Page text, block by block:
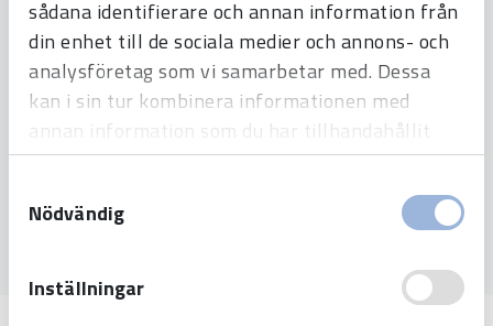
sådana identifierare och annan information från
din enhet till de sociala medier och annons- och
analysföretag som vi samarbetar med. Dessa
kan i sin tur kombinera informationen med
annan information som du har tillhandahållit
eller som de har samlat in när du har använt
Nödvändig
Inställningar